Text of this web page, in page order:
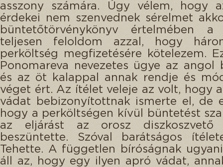
asszony számára. Úgy vélem, hogy
érdekei nem szenvednek sérelmet
büntetőtörvénykönyv értelmében
teljesen feloldom azzal, hogy
perköltség megfizetésére kötelezem.
Ponomareva nevezetes ügye az angol
és az öt kalappal annak rendje és
véget ért. Az ítélet veleje az volt, hogy
vádat bebizonyítottnak ismerte el, de
hogy a perköltségen kívül büntetést
az eljárást az orosz
beszüntette. Szóval barátságos
Tehette. A független bíróságnak
áll az, hogy egy ilyen apró vádat,